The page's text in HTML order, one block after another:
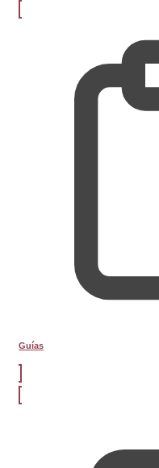
Guías